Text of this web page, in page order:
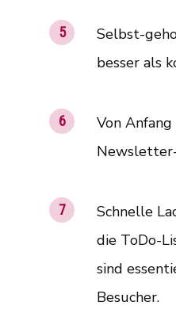
Selbst-
besser als
Von
Schnelle
die ToDo-
sind
Besucher.